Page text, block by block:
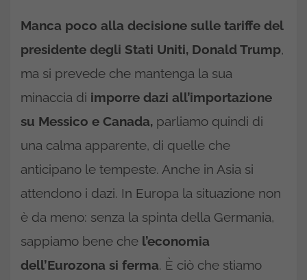
Manca poco alla decisione sulle tariffe del
presidente degli Stati Uniti, Donald Trump,
ma si prevede che mantenga la sua
minaccia di imporre dazi all’importazione
su Messico e Canada, parliamo quindi di
una calma apparente, di quelle che
anticipano le tempeste. Anche in Asia si
attendono i dazi. In Europa la situazione non
è da meno: senza la spinta della Germania,
sappiamo bene che l’economia
dell’Eurozona si ferma. È ciò che stiamo